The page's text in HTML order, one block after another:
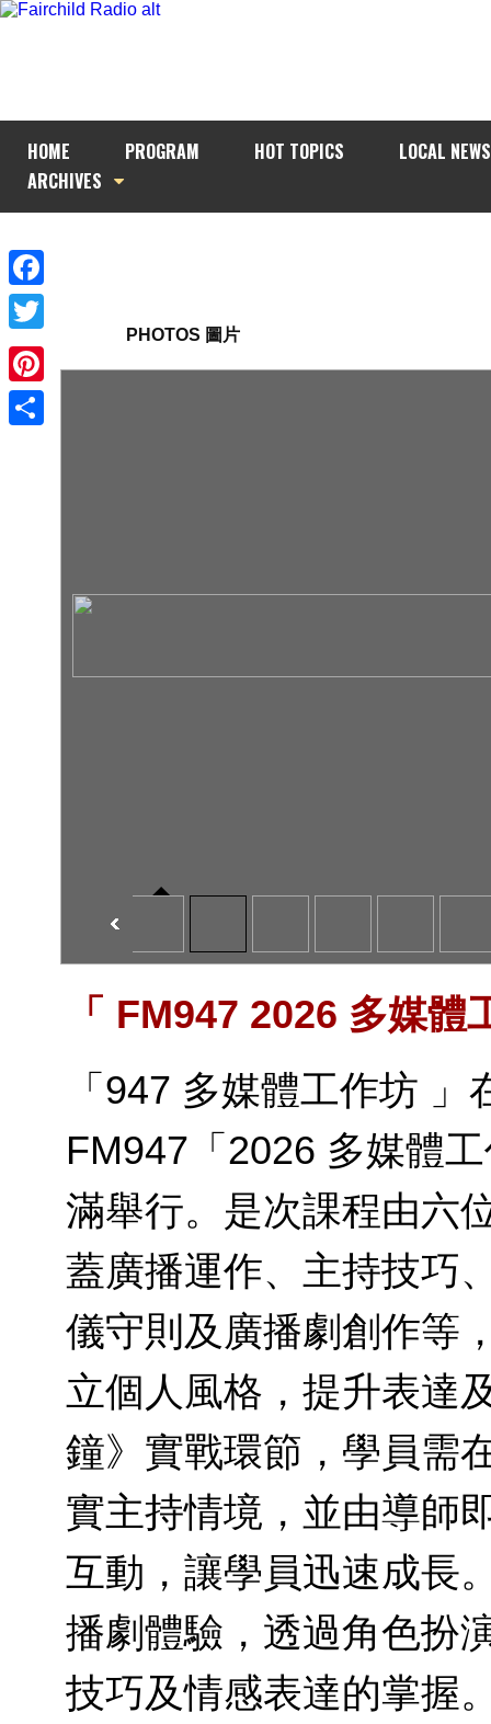
HOME PROGRAM HOT TOPICS
LOCAL NEWS
ARCHIVES
Facebook
Twitter
Pinterest
PHOTOS 圖片
「 FM947 2026 多媒體
「947 多媒體工作坊
FM947「2026 多媒體
滿舉行。是次課程由六
蓋廣播運作、主持技巧
儀守則及廣播劇創作等
立個人風格，提升表達
鐘》實戰環節，學員需
實主持情境，並由導師
互動，讓學員迅速成長
播劇體驗，透過角色扮
技巧及情感表達的掌握